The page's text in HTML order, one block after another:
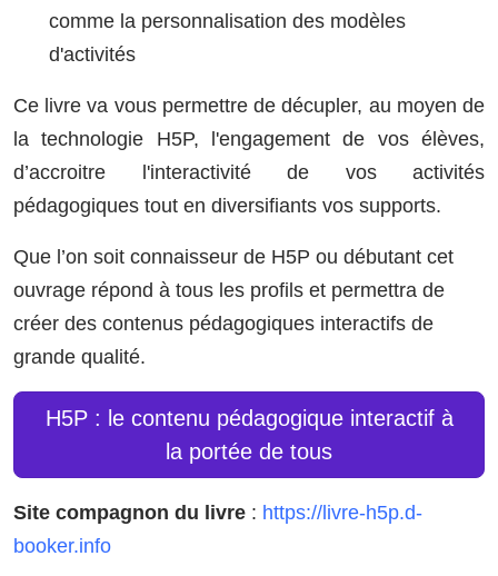
comme la personnalisation des modèles
d'activités
Ce livre va vous permettre de décupler, au moyen de
la technologie H5P, l'engagement de vos élèves,
d’accroitre l'interactivité de vos activités
pédagogiques tout en diversifiants vos supports.
Que l’on soit connaisseur de H5P ou débutant cet
ouvrage répond à tous les profils et permettra de
créer des contenus pédagogiques interactifs de
grande qualité.
H5P : le contenu pédagogique interactif à
la portée de tous
Site compagnon du livre : https://livre-h5p.d-
booker.info